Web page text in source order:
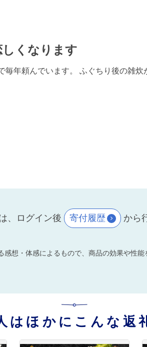
くなります
年頼んでいます。 ふぐちり後の雑
、ログイン後 寄付履歴 から
想・体感によるもので、商品の効果や性能
はほかにこんな返